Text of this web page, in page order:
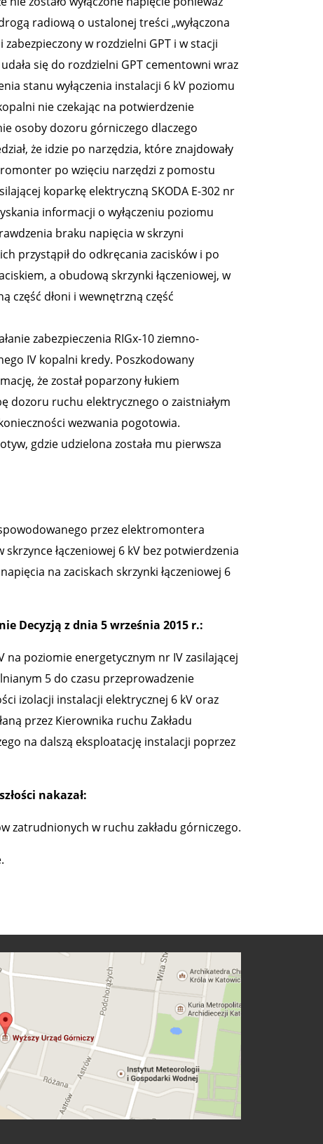
radiową o ustalonej treści „wyłączona
w rozdzielni GPT i w stacji
się do rozdzielni GPT cementowni wraz
stanu wyłączenia instalacji 6 kV poziomu
nie czekając na potwierdzenie
osoby dozoru górniczego dlaczego
że idzie po narzędzia, które znajdowały
po wzięciu narzędzi z pomostu
koparkę elektryczną SKODA E-302 nr
informacji o wyłączeniu poziomu
braku napięcia w skrzyni
przystąpił do odkręcania zacisków i po
a obudową skrzynki łączeniowej, w
część dłoni i wewnętrzną część
zabezpieczenia RIGx-10 ziemno-
IV kopalni kredy. Poszkodowany
że został poparzony łukiem
dozoru ruchu elektrycznego o zaistniałym
wezwania pogotowia.
gdzie udzielona została mu pierwsza
przez elektromontera
łączeniowej 6 kV bez potwierdzenia
na zaciskach skrzynki łączeniowej 6
Decyzją z dnia 5 września 2015 r.:
poziomie energetycznym nr IV zasilającej
5 do czasu przeprowadzenie
izolacji instalacji elektrycznej 6 kV oraz
przez Kierownika ruchu Zakładu
na dalszą eksploatację instalacji poprzez
nakazał:
zatrudnionych w ruchu zakładu górniczego.